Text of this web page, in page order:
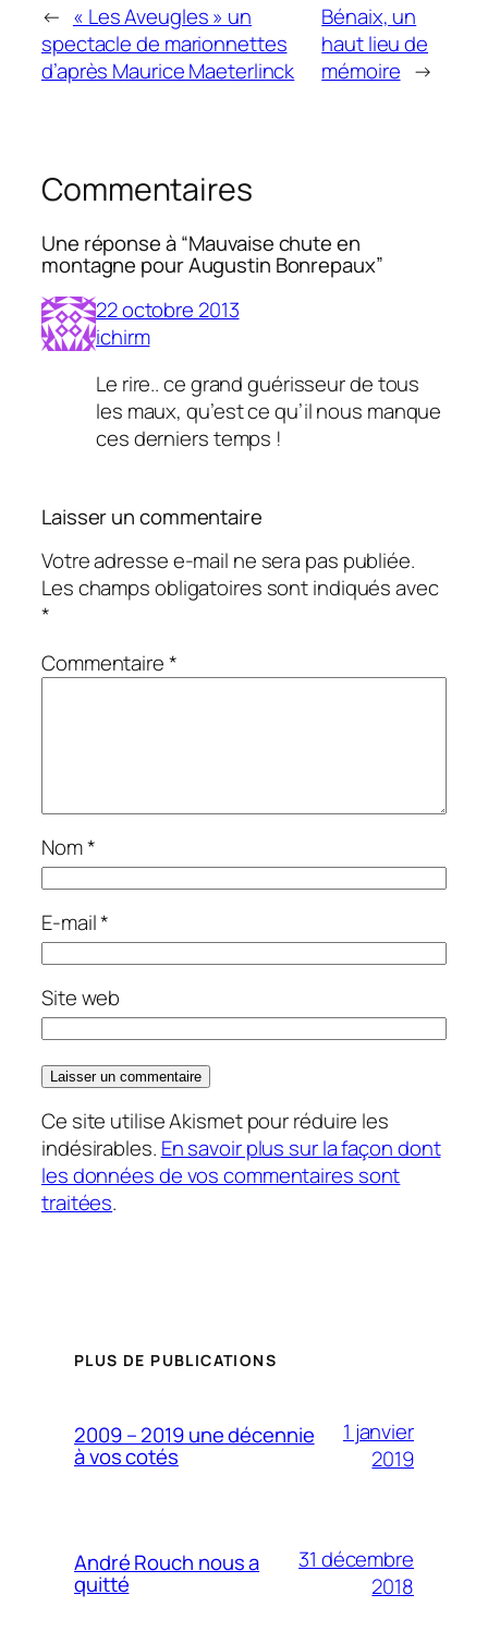
← « Les Aveugles » un
spectacle de marionnettes
d’après Maurice Maeterlinck
Bénaix, un
haut lieu de
mémoire →
Commentaires
Une réponse à “Mauvaise chute en
montagne pour Augustin Bonrepaux”
22 octobre 2013
ichirm
Le rire.. ce grand guérisseur de tous
les maux, qu’est ce qu’il nous manque
ces derniers temps !
Laisser un commentaire
Votre adresse e-mail ne sera pas publiée.
Les champs obligatoires sont indiqués avec
*
Commentaire*
Nom*
E-mail*
Site web
Ce site utilise Akismet pour réduire les
indésirables. En savoir plus sur la façon dont
les données de vos commentaires sont
traitées.
PLUS DE PUBLICATIONS
2009 – 2019 une décennie
à vos cotés
1 janvier
2019
André Rouch nous a
quitté
31 décembre
2018